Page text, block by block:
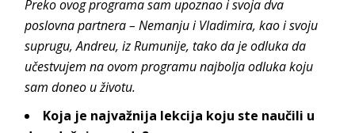
Preko ovog programa sam upoznao i svoja dva
poslovna partnera – Nemanju i Vladimira, kao i svoju
suprugu, Andreu, iz Rumunije, tako da je odluka da
učestvujem na ovom programu najbolja odluka koju
sam doneo u životu.
Koja je najvažnija lekcija koju ste naučili u